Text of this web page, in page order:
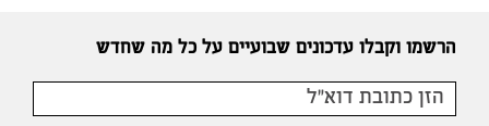
הרשמו וקבלו עדכונים שבועיים על כל מה שחדש